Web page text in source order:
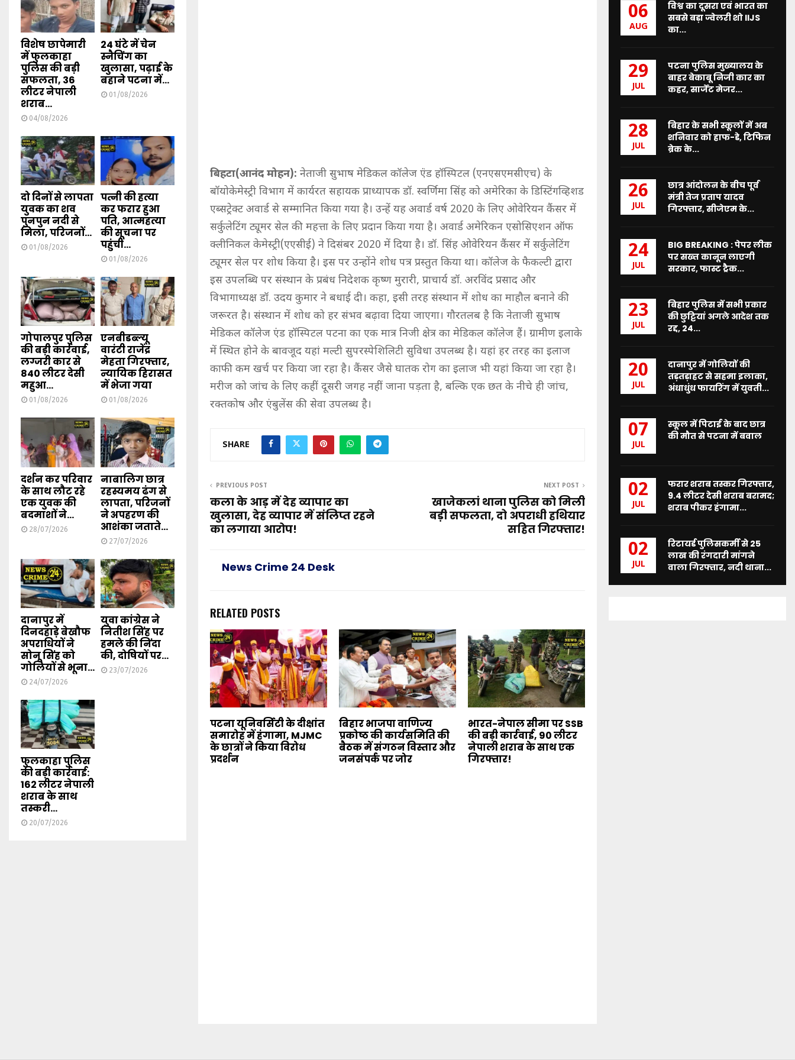
बिहटा(आनंद मोहन): नेताजी सुभाष मेडिकल कॉलेज एंंड हॉस्पिटल (एनएसएमसीएच) के
बॉयोकेमेस्ट्री विभाग में कार्यरत सहायक प्राध्यापक डॉ. स्वर्णिमा सिंह को अमेरिका के डिस्टिंगव्हिशड
एब्सट्रेक्ट अवार्ड से सम्मानित किया गया है। उन्हें यह अवार्ड वर्ष 2020 के लिए ओवेरियन कैंसर में
सर्कुलेटिंग ट्यूमर सेल की महत्ता के लिए प्रदान किया गया है। अवार्ड अमेरिकन एसोसिएशन ऑफ
क्लीनिकल केमेस्ट्री(एएसीई) ने दिसंबर 2020 में दिया है। डॉ. सिंह ओवेरियन कैंसर में सर्कुलेटिंग
ट्यूमर सेल पर शोध किया है। इस पर उन्होंने शोध पत्र प्रस्तुत किया था। कॉलेज के फैकल्टी द्वारा
इस उपलब्धि पर संस्थान के प्रबंध निदेशक कृष्ण मुरारी, प्राचार्य डॉ. अरविंद प्रसाद और
विभागाध्यक्ष डॉ. उदय कुमार ने बधाई दी। कहा, इसी तरह संस्थान में शोध का माहौल बनाने की
जरूरत है। संस्थान में शोध को हर संभव बढ़ावा दिया जाएगा। गौरतलब है कि नेताजी सुभाष
मेडिकल कॉलेज एंड हॉस्पिटल पटना का एक मात्र निजी क्षेत्र का मेडिकल कॉलेज हैं। ग्रामीण इलाके
में स्थित होने के बावजूद यहां मल्टी सुपरस्पेशिलिटी सुविधा उपलब्ध है। यहां हर तरह का इलाज
काफी कम खर्च पर किया जा रहा है। कैंसर जैसे घातक रोग का इलाज भी यहां किया जा रहा है।
मरीज को जांच के लिए कहीं दूसरी जगह नहीं जाना पड़ता है, बल्कि एक छत के नीचे ही जांच,
रक्तकोष और एंबुलेंस की सेवा उपलब्ध है।
SHARE
PREVIOUS POST
कला के आड़ में देह व्यापार का
खुलासा, देह व्यापार में संलिप्त रहने
का लगाया आरोप!
NEXT POST
खाजेकलां थाना पुलिस को मिली
बड़ी सफलता, दो अपराधी हथियार
सहित गिरफ्तार!
News Crime 24 Desk
RELATED POSTS
पटना यूनिवर्सिटी के दीक्षांत
समारोह में हंगामा, MJMC
के छात्रों ने किया विरोध
प्रदर्शन
बिहार भाजपा वाणिज्य
प्रकोष्ठ की कार्यसमिति की
बैठक में संगठन विस्तार और
जनसंपर्क पर जोर
भारत-नेपाल सीमा पर SSB
की बड़ी कार्रवाई, 90 लीटर
नेपाली शराब के साथ एक
गिरफ्तार!
विशेष छापेमारी
में फुलकाहा
पुलिस की बड़ी
सफलता, 36
लीटर नेपाली
शराब...
04/08/2026
24 घंटे में चेन
स्नैचिंग का
खुलासा, पढ़ाई के
बहाने पटना में...
01/08/2026
दो दिनों से लापता
युवक का शव
पुनपुन नदी से
मिला, परिजनों...
01/08/2026
पत्नी की हत्या
कर फरार हुआ
पति, आत्महत्या
की सूचना पर
पहुंची...
01/08/2026
गोपालपुर पुलिस
की बड़ी कार्रवाई,
लग्जरी कार से
840 लीटर देसी
महुआ...
01/08/2026
एनबीडब्ल्यू
वारंटी राजेंद्र
मेहता गिरफ्तार,
न्यायिक हिरासत
में भेजा गया
01/08/2026
दर्शन कर परिवार
के साथ लौट रहे
एक युवक की
बदमाशों ने...
28/07/2026
नाबालिग छात्र
रहस्यमय ढंग से
लापता, परिजनों
ने अपहरण की
आशंका जताते...
27/07/2026
दानापुर में
दिनदहाड़े बेखौफ
अपराधियों ने
सोनू सिंह को
गोलियों से भूना...
24/07/2026
युवा कांग्रेस ने
नितीश सिंह पर
हमले की निंदा
की, दोषियों पर...
23/07/2026
फुलकाहा पुलिस
की बड़ी कार्रवाई:
162 लीटर नेपाली
शराब के साथ
तस्करी...
20/07/2026
06
AUG
विश्व का दूसरा एवं भारत का
सबसे बड़ा ज्वेलरी शो IIJS
का...
29
JUL
पटना पुलिस मुख्यालय के
बाहर बेकाबू निजी कार का
कहर, सार्जेंट मेजर...
28
JUL
बिहार के सभी स्कूलों में अब
शनिवार को हाफ-डे, टिफिन
ब्रेक के...
26
JUL
छात्र आंदोलन के बीच पूर्व
मंत्री तेज प्रताप यादव
गिरफ्तार, सीजेएम के...
24
JUL
BIG BREAKING : पेपर लीक
पर सख्त कानून लाएगी
सरकार, फास्ट ट्रैक...
23
JUL
बिहार पुलिस में सभी प्रकार
की छुट्टियां अगले आदेश तक
रद्द, 24...
20
JUL
दानापुर में गोलियों की
तड़तड़ाहट से सहमा इलाका,
अंधाधुंध फायरिंग में युवती...
07
JUL
स्कूल में पिटाई के बाद छात्र
की मौत से पटना में बवाल
02
JUL
फरार शराब तस्कर गिरफ्तार,
9.4 लीटर देसी शराब बरामद;
शराब पीकर हंगामा...
02
JUL
रिटायर्ड पुलिसकर्मी से 25
लाख की रंगदारी मांगने
वाला गिरफ्तार, नदी थाना...